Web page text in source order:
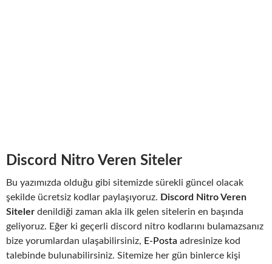
Discord Nitro Veren Siteler
Bu yazımızda olduğu gibi sitemizde sürekli güncel olacak
şekilde ücretsiz kodlar paylaşıyoruz. Discord Nitro Veren
Siteler denildiği zaman akla ilk gelen sitelerin en başında
geliyoruz. Eğer ki geçerli discord nitro kodlarını bulamazsanız
bize yorumlardan ulaşabilirsiniz, E-Posta adresinize kod
talebinde bulunabilirsiniz. Sitemize her gün binlerce kişi